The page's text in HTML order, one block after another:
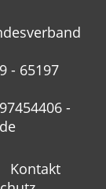
- 65197
-
Kontakt